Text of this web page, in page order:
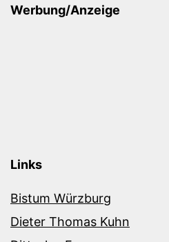
Werbung/Anzeige
Links
Bistum Würzburg
Dieter Thomas Kuhn